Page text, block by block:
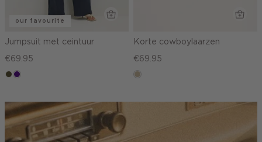
our favourite
Jumpsuit met ceintuur
€69.95
groen,
midden
indigo
Korte cowboylaarzen
€69.95
lichtzand